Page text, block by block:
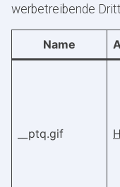
werbetreibende
Name
__ptq.gif